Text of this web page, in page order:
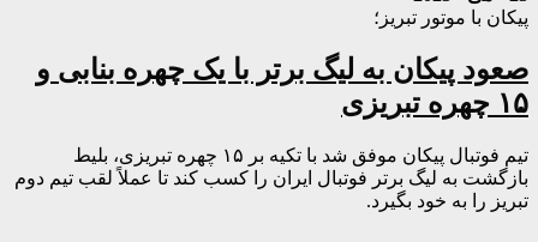
پیکان با موتور تبریز؛
صعود پیکان به لیگ برتر با یک چهره بنابی و
۱۵ چهره تبریزی
تیم فوتبال پیکان موفق شد با تکیه بر ۱۵ چهره تبریزی، بلیط
بازگشت به لیگ برتر فوتبال ایران را کسب کند تا عملاً لقب تیم دوم
تبریز را به خود بگیرد.